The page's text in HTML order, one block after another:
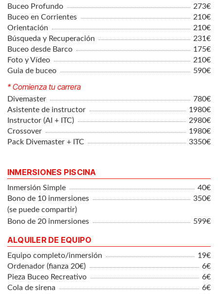
Buceo Profundo
273€
Buceo en Corrientes
210€
Orientación
210€
Búsqueda y Recuperación
231€
Buceo desde Barco
175€
Foto y Vídeo
210€
Guia de buceo
590€
* Comienza tu carrera
Divemaster
780€
Asistente de instructor
1980€
Instructor (AI + ITC)
2980€
Crossover
1980€
Pack Divemaster + ITC
3350€
INMERSIONES PISCINA
Inmersión Simple
40€
Bono de 10 inmersiones
350€
(se puede compartir)
Bono de 20 inmersiones
599€
ALQUILER DE EQUIPO
Equipo completo/inmersión
19€
Ordenador (fianza 20€)
6€
Pieza Buceo Recreativo
6€
Cola de sirena
6€